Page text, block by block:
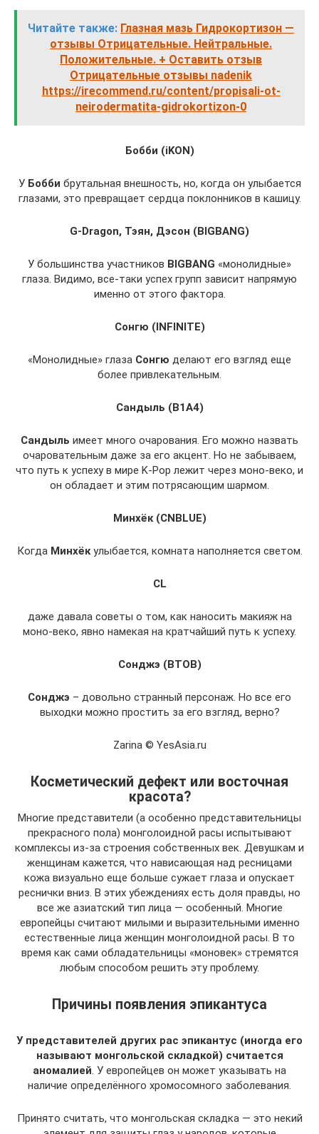
Читайте также: Глазная мазь Гидрокортизон —
отзывы Отрицательные. Нейтральные.
Положительные. + Оставить отзыв
Отрицательные отзывы nadenik
https://irecommend.ru/content/propisali-ot-
neirodermatita-gidrokortizon-0
Бобби (iKON)
У Бобби брутальная внешность, но, когда он улыбается
глазами, это превращает сердца поклонников в кашицу.
G-Dragon, Тэян, Дэсон (BIGBANG)
У большинства участников BIGBANG «монолидные»
глаза. Видимо, все-таки успех групп зависит напрямую
именно от этого фактора.
Сонгю (INFINITE)
«Монолидные» глаза Сонгю делают его взгляд еще
более привлекательным.
Сандыль (B1A4)
Сандыль имеет много очарования. Его можно назвать
очаровательным даже за его акцент. Но не забываем,
что путь к успеху в мире K-Pop лежит через моно-веко, и
он обладает и этим потрясающим шармом.
Минхёк (CNBLUE)
Когда Минхёкулыбается, комната наполняется светом.
CL
даже давала советы о том, как наносить макияж на
моно-веко, явно намекая на кратчайший путь к успеху.
Сонджэ (BTOB)
Сонджэ – довольно странный персонаж. Но все его
выходки можно простить за его взгляд, верно?
Zarina © YesAsia.ru
Косметический дефект или восточная
красота?
Многие представители (а особенно представительницы
прекрасного пола) монголоидной расы испытывают
комплексы из-за строения собственных век. Девушкам и
женщинам кажется, что нависающая над ресницами
кожа визуально еще больше сужает глаза и опускает
реснички вниз. В этих убеждениях есть доля правды, но
все же азиатский тип лица — особенный. Многие
европейцы считают милыми и выразительными именно
естественные лица женщин монголоидной расы. В то
время как сами обладательницы «моновек» стремятся
любым способом решить эту проблему.
Причины появления эпикантуса
У представителей других рас эпикантус (иногда его
называют монгольской складкой) считается
аномалией. У европейцев он может указывать на
наличие определённого хромосомного заболевания.
Принято считать, что монгольская складка — это некий